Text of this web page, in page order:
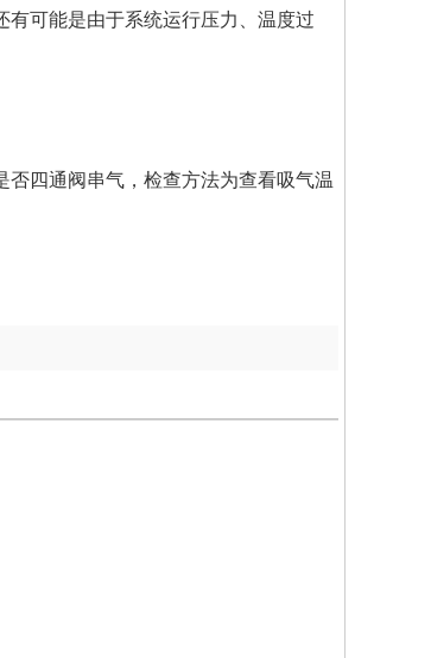
可能是由于系统运行压力、温度过
四通阀串气，检查方法为查看吸气温